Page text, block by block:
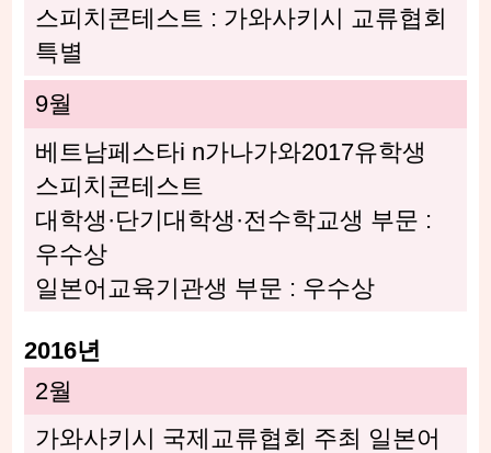
스피치콘테스트 : 가와사키시 교류협회
특별
9월
베트남페스타i n가나가와2017유학생
스피치콘테스트
대학생·단기대학생·전수학교생 부문 :
우수상
일본어교육기관생 부문 : 우수상
2016년
2월
가와사키시 국제교류협회 주최 일본어